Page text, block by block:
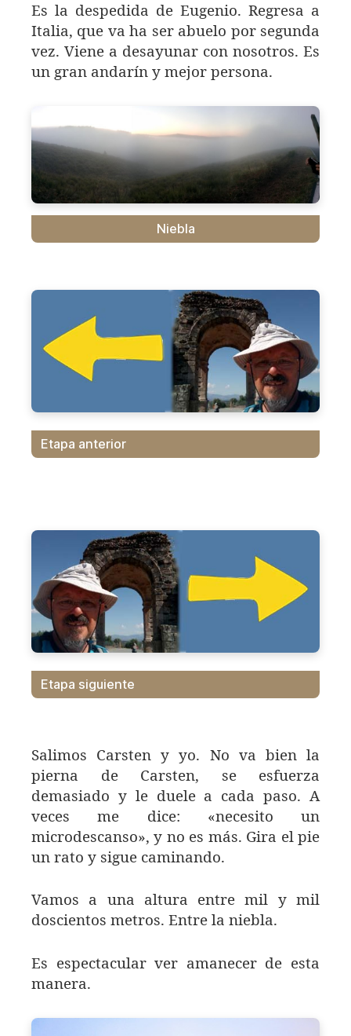
Es la despedida de Eugenio. Regresa a
Italia, que va ha ser abuelo por segunda
vez. Viene a desayunar con nosotros. Es
un gran andarín y mejor persona.
Niebla
Etapa anterior
Etapa siguiente
Salimos Carsten y yo. No va bien la
pierna de Carsten, se esfuerza
demasiado y le duele a cada paso. A
veces me dice: «necesito un
microdescanso», y no es más. Gira el pie
un rato y sigue caminando.
Vamos a una altura entre mil y mil
doscientos metros. Entre la niebla.
Es espectacular ver amanecer de esta
manera.